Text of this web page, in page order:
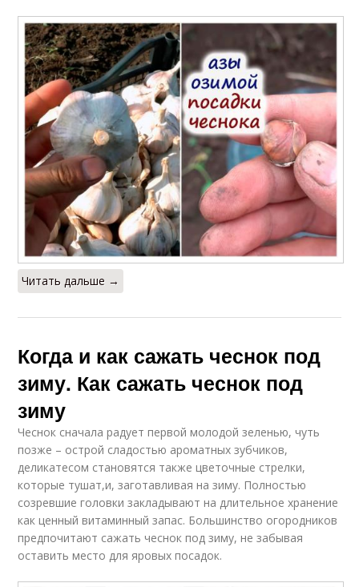
Читать дальше →
Когда и как сажать чеснок под
зиму. Как сажать чеснок под
зиму
Чеснок сначала радует первой молодой зеленью, чуть
позже – острой сладостью ароматных зубчиков,
деликатесом становятся также цветочные стрелки,
которые тушат,и, заготавливая на зиму. Полностью
созревшие головки закладывают на длительное хранение
как ценный витаминный запас. Большинство огородников
предпочитают сажать чеснок под зиму, не забывая
оставить место для яровых посадок.